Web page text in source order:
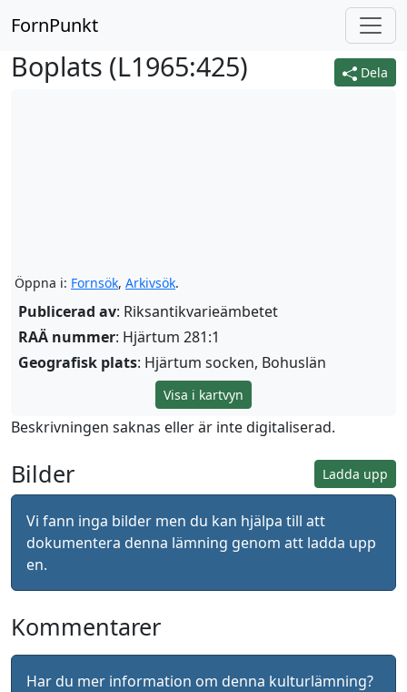
FornPunkt
Dela
Boplats (L1965:425)
Öppna i: Fornsök, Arkivsök.
Publicerad av: Riksantikvarieämbetet
RAÄ nummer: Hjärtum 281:1
Geografisk plats: Hjärtum socken, Bohuslän
Visa i kartvyn
Beskrivningen saknas eller är inte digitaliserad.
Ladda upp
Bilder
Vi fann inga bilder men du kan hjälpa till att
dokumentera denna lämning genom att ladda upp
en.
Kommentarer
Har du mer information om denna kulturlämning?